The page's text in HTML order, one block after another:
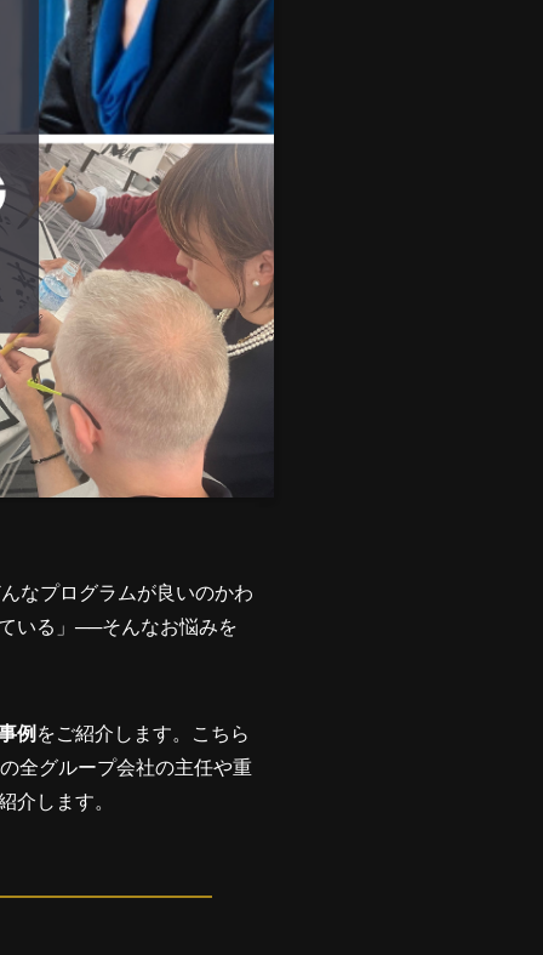
なプログラムが良いのかわ
いる」──そんなお悩みを
例をご紹介します。こちら
全グループ会社の主任や重
します。